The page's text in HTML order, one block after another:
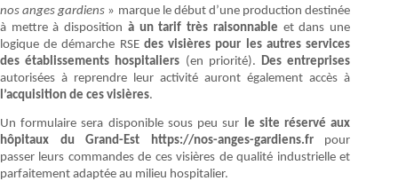
nos anges gardiens » marque le début d’une production destinée
à mettre à disposition à un tarif très raisonnable et dans une
logique de démarche RSE des visières pour les autres services
des établissements hospitaliers (en priorité). Des entreprises
autorisées à reprendre leur activité auront également accès à
l’acquisition de ces visières.
Un formulaire sera disponible sous peu sur le site réservé aux
hôpitaux du Grand-Est https://nos-anges-gardiens.fr pour
passer leurs commandes de ces visières de qualité industrielle et
parfaitement adaptée au milieu hospitalier.